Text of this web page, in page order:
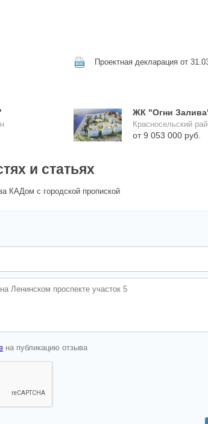
Проектная декларация от
ЖК "Огни
Красносельский
от 9 053 000 руб.
и статьях
КАДом с городской пропиской
на публикацию отзыва